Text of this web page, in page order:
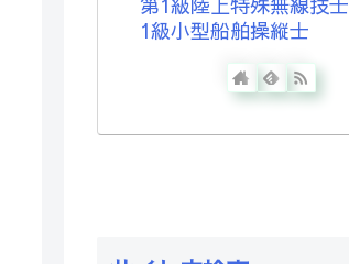
1級小型船舶操縦士